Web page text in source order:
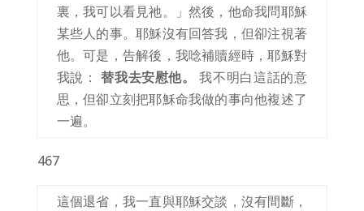
裏，我可以看見祂。」然後，他命我問耶穌
某些人的事。耶穌沒有回答我，但卻注視著
他。可是，告解後，我唸補贖經時，耶穌對
我說：替我去安慰他。我不明白這話的意
思，但卻立刻把耶穌命我做的事向他複述了
一遍。
467
這個退省，我一直與耶穌交談，沒有間斷，